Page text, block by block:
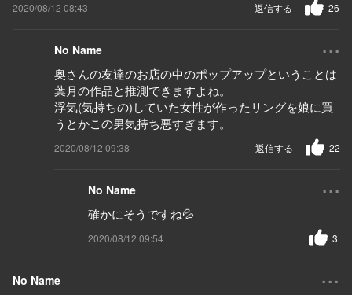
2020/08/12 08:43 26
返信する
No Name ...
奥さんの友達のお店の中のポップアップということは
葉月の作品と推測できますよね。
浮気(気持ちの)していた女性が作ったリングを娘に買
うとかこの男気持ち悪すぎます。
2020/08/12 09:38 22
返信する
No Name ...
確かにそうですね💦
2020/08/12 09:54 3
No Name ...